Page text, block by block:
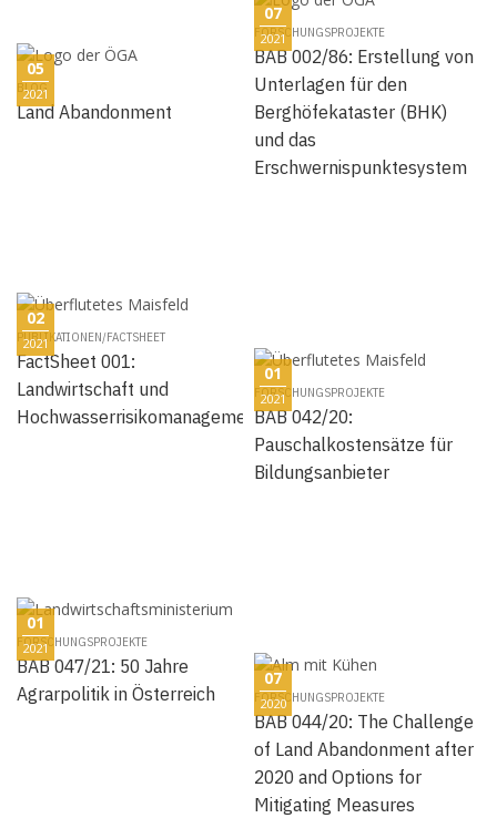
07
2021
FORSCHUNGSPROJEKTE
BAB 002/86: Erstellung von
Unterlagen für den
Berghöfekataster (BHK)
und das
Erschwernispunktesystem
05
2021
BLOG
Land Abandonment
02
2021
PUBLIKATIONEN/FACTSHEET
FactSheet 001:
Landwirtschaft und
Hochwasserrisikomanagement
01
2021
FORSCHUNGSPROJEKTE
BAB 042/20:
Pauschalkostensätze für
Bildungsanbieter
01
2021
FORSCHUNGSPROJEKTE
BAB 047/21: 50 Jahre
Agrarpolitik in Österreich
07
2020
FORSCHUNGSPROJEKTE
BAB 044/20: The Challenge
of Land Abandonment after
2020 and Options for
Mitigating Measures